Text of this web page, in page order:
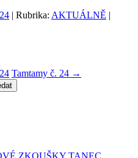
| Rubrika: AKTUÁLNĚ |
Tamtamy č. 24 →
ZKOUŠKY TANEC